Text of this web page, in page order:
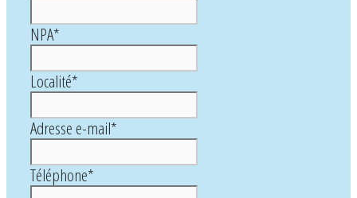
NPA*
Localité*
Adresse e-mail*
Téléphone*